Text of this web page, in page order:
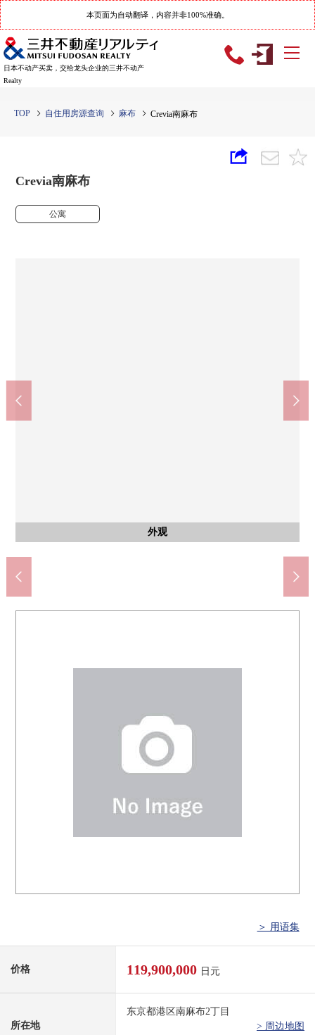
本页面为自动翻译，内容并非100%准确。
日本不动产买卖，交给龙头企业的三井不动产
Realty
TOP 自住用房源查询 麻布 Crevia南麻布
Crevia南麻布
公寓
外观
客厅
LDK(约11.1张塌塌米)
厨房
洗脸
公共汽车
厕所
风景
来自阳台的风景
客厅
LDK(约11.1张塌塌米)
卧室
西式房间(约5.4张塌塌米)
卧室
西式房间(约5.4张塌塌米)
入口
入口
大厅
外观
＞ 用语集
价格 119,900,000 日元
所在地
东京都港区南麻布2丁目
> 周边地图